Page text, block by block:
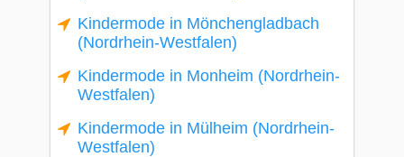
Kindermode in Mönchengladbach
(Nordrhein-Westfalen)
Kindermode in Monheim (Nordrhein-
Westfalen)
Kindermode in Mülheim (Nordrhein-
Westfalen)